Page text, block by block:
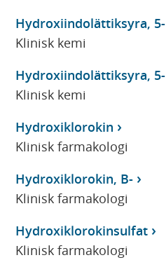
Hydroxiindolättiksyra, 5-
Klinisk kemi
Hydroxiindolättiksyra, 5-
Klinisk kemi
Hydroxiklorokin
Klinisk farmakologi
Hydroxiklorokin, B-
Klinisk farmakologi
Hydroxiklorokinsulfat
Klinisk farmakologi